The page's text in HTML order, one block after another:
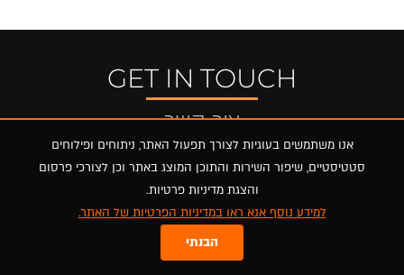
GET IN TOUCH
צור קשר
טלפון
כתובת
אנו משתמשים בעוגיות לצורך תפעול האתר, ניתוחים ופילוחים
סטטיסטיים, שיפור השירות והתוכן המוצג באתר וכן לצורכי פרסום
והצגת מדיניות פרטיות.
למידע נוסף אנא ראו במדיניות הפרטיות של האתר.
הבנתי